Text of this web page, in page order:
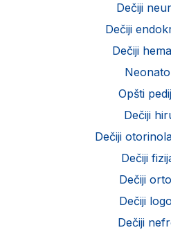
Dečiji
Dečiji
Dečiji
Opšti
Dečiji
Dečiji
Dečiji
Dečiji
Dečiji
Dečiji